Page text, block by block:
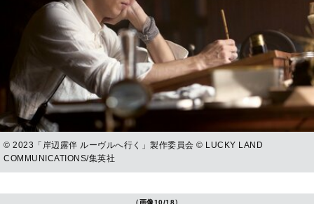
© 2023「岸辺露伴 ルーヴルへ行く」製作委員会 © LUCKY LAND
COMMUNICATIONS/集英社
（画像10/18）